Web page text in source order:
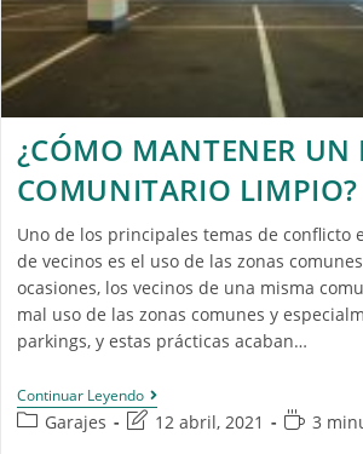
¿CÓMO MANTENER UN
COMUNITARIO LIMPIO?
Uno de los principales temas de conflicto
de vecinos es el uso de las zonas
ocasiones, los vecinos de una misma
mal uso de las zonas comunes y
parkings, y estas prácticas acaban…
Continuar Leyendo
Garajes 12 abril, 2021 3